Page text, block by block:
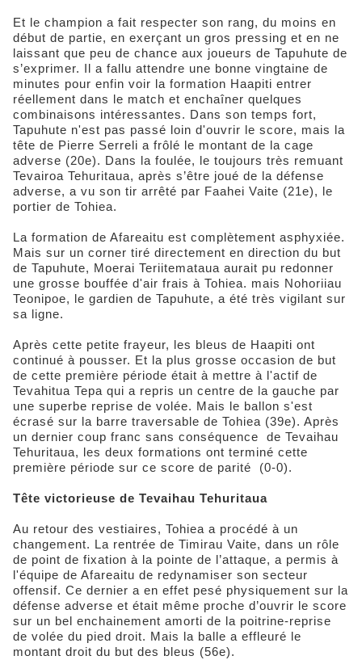
Et le champion a fait respecter son rang, du moins en
début de partie, en exerçant un gros pressing et en ne
laissant que peu de chance aux joueurs de Tapuhute de
s’exprimer. Il a fallu attendre une bonne vingtaine de
minutes pour enfin voir la formation Haapiti entrer
réellement dans le match et enchaîner quelques
combinaisons intéressantes. Dans son temps fort,
Tapuhute n'est pas passé loin d'ouvrir le score, mais la
tête de Pierre Serreli a frôlé le montant de la cage
adverse (20e). Dans la foulée, le toujours très remuant
Tevairoa Tehuritaua, après s’être joué de la défense
adverse, a vu son tir arrêté par Faahei Vaite (21e), le
portier de Tohiea.
La formation de Afareaitu est complètement asphyxiée.
Mais sur un corner tiré directement en direction du but
de Tapuhute, Moerai Teriitemataua aurait pu redonner
une grosse bouffée d'air frais à Tohiea. mais Nohoriiau
Teonipoe, le gardien de Tapuhute, a été très vigilant sur
sa ligne.
Après cette petite frayeur, les bleus de Haapiti ont
continué à pousser. Et la plus grosse occasion de but
de cette première période était à mettre à l'actif de
Tevahitua Tepa qui a repris un centre de la gauche par
une superbe reprise de volée. Mais le ballon s'est
écrasé sur la barre traversable de Tohiea (39e). Après
un dernier coup franc sans conséquence de Tevaihau
Tehuritaua, les deux formations ont terminé cette
première période sur ce score de parité (0-0).
Tête victorieuse de Tevaihau Tehuritaua
Au retour des vestiaires, Tohiea a procédé à un
changement. La rentrée de Timirau Vaite, dans un rôle
de point de fixation à la pointe de l’attaque, a permis à
l'équipe de Afareaitu de redynamiser son secteur
offensif. Ce dernier a en effet pesé physiquement sur la
défense adverse et était même proche d’ouvrir le score
sur un bel enchainement amorti de la poitrine-reprise
de volée du pied droit. Mais la balle a effleuré le
montant droit du but des bleus (56e).